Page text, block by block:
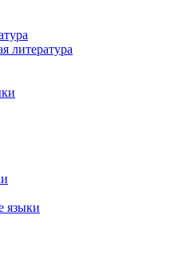
литература
языки